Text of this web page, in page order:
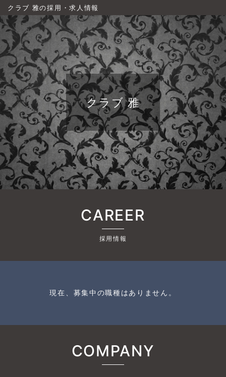
クラブ 雅の採用・求人情報
クラブ 雅
CAREER
採用情報
現在、募集中の職種はありません。
COMPANY